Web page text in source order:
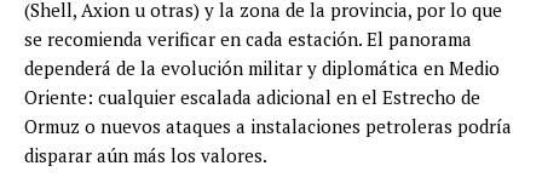
(Shell, Axion u otras) y la zona de la provincia, por lo que
se recomienda verificar en cada estación. El panorama
dependerá de la evolución militar y diplomática en Medio
Oriente: cualquier escalada adicional en el Estrecho de
Ormuz o nuevos ataques a instalaciones petroleras podría
disparar aún más los valores.